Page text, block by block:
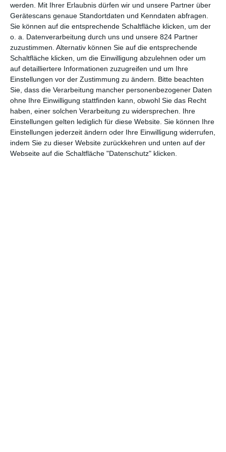
werden.
Mit Ihrer Erlaubnis dürfen wir und unsere Partner über
Gerätescans genaue Standortdaten und Kenndaten abfragen.
Sie können auf die entsprechende Schaltfläche klicken, um der
o. a. Datenverarbeitung durch uns und unsere 824 Partner
zuzustimmen. Alternativ können Sie auf die entsprechende
Schaltfläche klicken, um die Einwilligung abzulehnen oder um
auf detailliertere Informationen zuzugreifen und um Ihre
Einstellungen vor der Zustimmung zu ändern.
Bitte beachten
Sie, dass die Verarbeitung mancher personenbezogener Daten
ohne Ihre Einwilligung stattfinden kann, obwohl Sie das Recht
haben, einer solchen Verarbeitung zu widersprechen. Ihre
Einstellungen gelten lediglich für diese Website. Sie können Ihre
Einstellungen jederzeit ändern oder Ihre Einwilligung widerrufen,
indem Sie zu dieser Website zurückkehren und unten auf der
Webseite auf die Schaltfläche "Datenschutz" klicken.
nachfolgenden Filme liefen immer im Wettbewerb in Venedig. In
den letzten Jahren ließ die Zugkraft des Altmeisters nach, zumal
er regelmäßig ankündigte, sich aus dem Geschäft zurückziehen
zu wollen. Bislang zog er sich jedoch immer vom Rückzug
zurück, auch weil Studio Ghibli keine passenden Nachfolger
heranziehen konnte, die dem sprichwörtlichen Perfektionismus
Miyazakis gewachsen waren.
Filme
Serien
Comics
Filmpreise
Sonstiges